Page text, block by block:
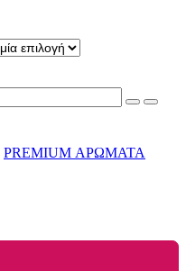
PREMIUM ΑΡΩΜΑΤΑ